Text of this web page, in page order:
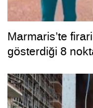
Marmaris’te
gösterdiği 8